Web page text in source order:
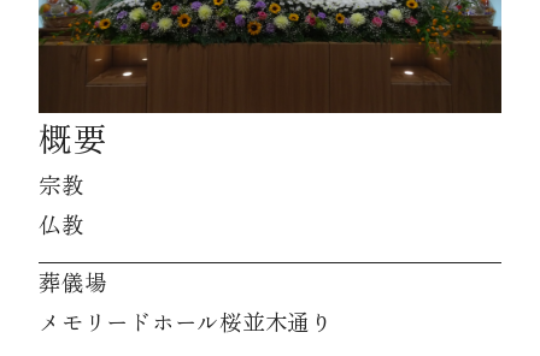
お知らせ
資料請求
お問合わせ
概要
宗教
仏教
葬儀場
メモリードホール桜並木通り